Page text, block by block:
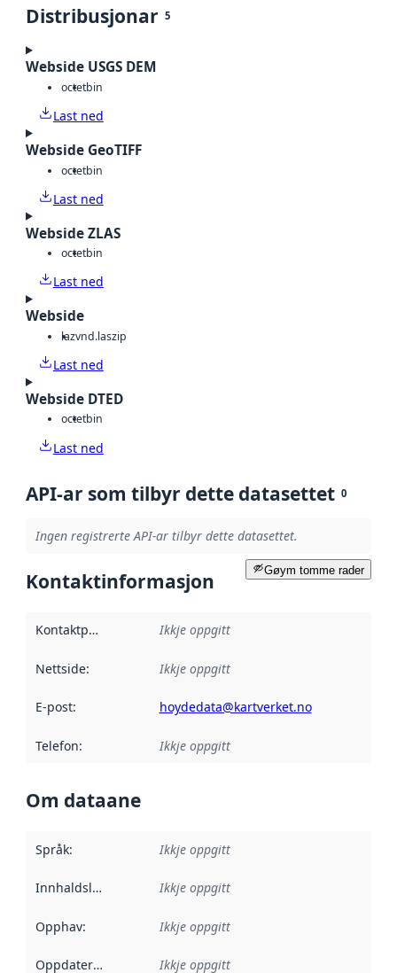
Distribusjonar 5
Webside USGS DEM
octetbin
Last ned
Webside GeoTIFF
octetbin
Last ned
Webside ZLAS
octetbin
Last ned
Webside
lazvnd.laszip
Last ned
Webside DTED
octetbin
Last ned
API-ar som tilbyr dette datasettet 0
Ingen registrerte API-ar tilbyr dette datasettet.
Gøym tomme rader
Kontaktinformasjon
Kontaktpunkt Ikkje oppgitt
Nettside: Ikkje oppgitt
E-post: hoydedata@kartverket.no
Telefon: Ikkje oppgitt
Om dataane
Språk: Ikkje oppgitt
Innhaldsleverandørar :
Ikkje oppgitt
Opphav: Ikkje oppgitt
Oppdateringsfrekvens :
Ikkje oppgitt